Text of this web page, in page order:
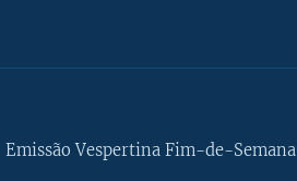
Emissão Vespertina Fim-de-Semana